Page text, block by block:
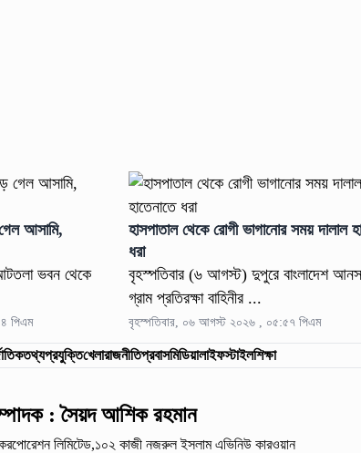
আসামি,
ভবন থেকে
পিএম
হাসপাতাল থেকে রোগী ভাগানোর সময় দালাল
ধরা
বৃহস্পতিবার (৬ আগস্ট) দুপুরে বাংলাদেশ
গ্রাম প্রতিরক্ষা বাহিনীর ...
বৃহস্পতিবার, ০৬ আগস্ট ২০২৬ , ০৫:৫৭ পিএম
তথ্যপ্রযুক্তিখেলারাজনীতিপ্রবাসমিডিয়ালাইফস্টাইলশিক্ষা
: সৈয়দ আশিক রহমান
করপোরেশন লিমিটেড,১০২ কাজী নজরুল ইসলামএভিনিউ কারওয়ান